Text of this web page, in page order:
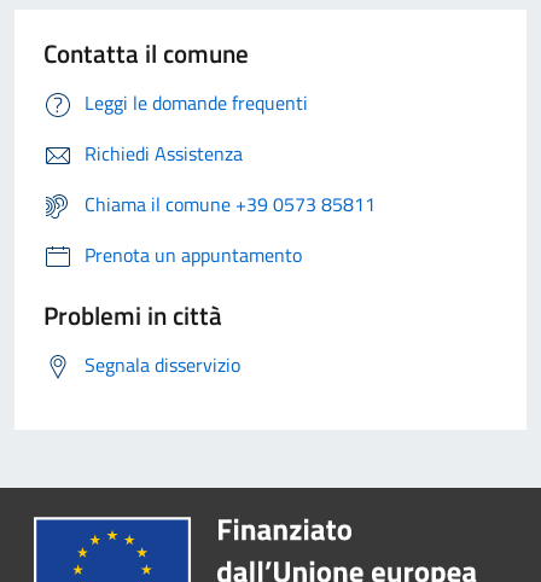
Contatta il comune
Leggi le domande frequenti
Richiedi Assistenza
Chiama il comune +39 0573 85811
Prenota un appuntamento
Problemi in città
Segnala disservizio